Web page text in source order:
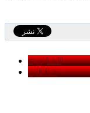
< السابق
التالي >